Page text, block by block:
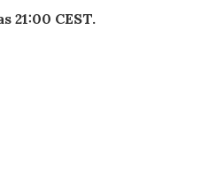
21:00 CEST.